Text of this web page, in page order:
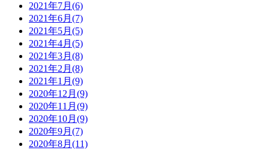
2021年7月(6)
2021年6月(7)
2021年5月(5)
2021年4月(5)
2021年3月(8)
2021年2月(8)
2021年1月(9)
2020年12月(9)
2020年11月(9)
2020年10月(9)
2020年9月(7)
2020年8月(11)